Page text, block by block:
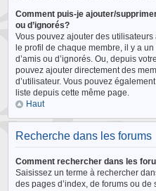
Comment puis-je ajouter/
ou d’ignorés?
Vous pouvez ajouter des
le profil de chaque membre, il y a
d’amis ou d’ignorés. Ou, depuis
pouvez ajouter directement des
d’utilisateur. Vous pouvez
liste depuis cette même page.
Haut
Recherche dans les forums
Comment rechercher dans les
Saisissez un terme à rechercher
des pages d’index, de forums ou